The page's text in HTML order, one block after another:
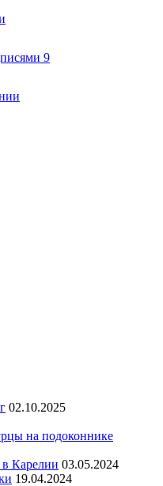
9
02.10.2025
на подоконнике
в Карелии 03.05.2024
19.04.2024